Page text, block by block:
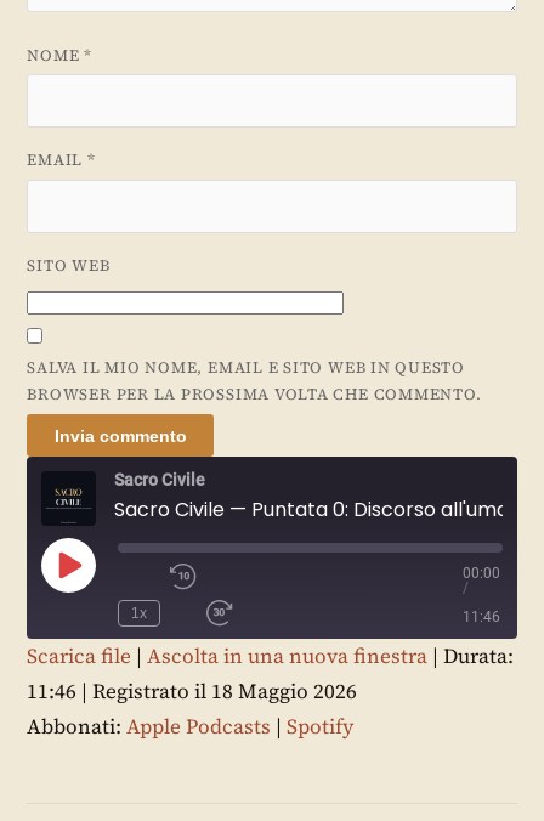
NOME*
EMAIL *
SITO WEB
SALVA IL MIO NOME, EMAIL E SITO WEB IN QUESTO
BROWSER PER LA PROSSIMA VOLTA CHE COMMENTO.
Sacro Civile
Play
Episode
1x
00:00
/
11:46
SUBSCRIBE
Apple Podcasts
SHARE
Scarica file |Ascolta in una nuova finestra |Durata:
11:46 |Registrato il 18 Maggio 2026
Abbonati:Apple Podcasts |Spotify